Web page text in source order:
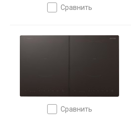
сравнить
сравнить